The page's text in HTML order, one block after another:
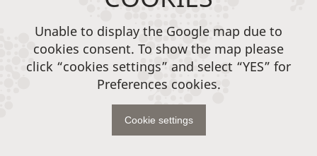
Unable to display the Google map due to
cookies consent. To show the map please
click “cookies settings” and select “YES” for
Preferences cookies.
Cookie settings